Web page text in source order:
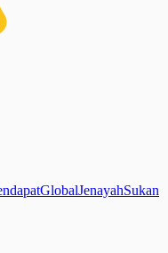
GlobalJenayahSukan